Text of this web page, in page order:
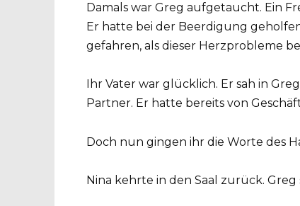
Damals war Greg aufgetaucht. Ein
Er hatte bei der Beerdigung
gefahren, als dieser Herzprobleme
Ihr Vater war glücklich. Er sah in
Partner. Er hatte bereits von
Doch nun gingen ihr die Worte des
Nina kehrte in den Saal zurück.